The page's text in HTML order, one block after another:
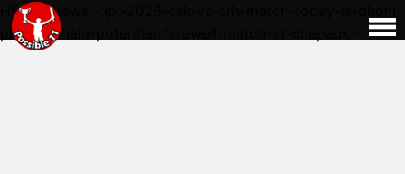
HERE - news - ipl-2026-csk-vs-srh-match-today-is-dhoni-
playing-thala-potential-farewell-match-at-chepauk - -